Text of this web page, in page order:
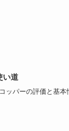
い道
ッパーの評価と基